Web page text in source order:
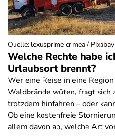
Welche Rechte habe
Urlaubsort brennt?
Wer eine Reise in eine
Waldbrände wüten, fragt sich
trotzdem hinfahren – oder
Ob eine kostenfreie
allem davon ab, welche Art
Quelle: lexusprime crimea / Pixabay